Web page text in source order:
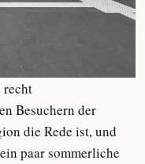
recht
Besuchern der
die Rede ist, und
paar sommerliche